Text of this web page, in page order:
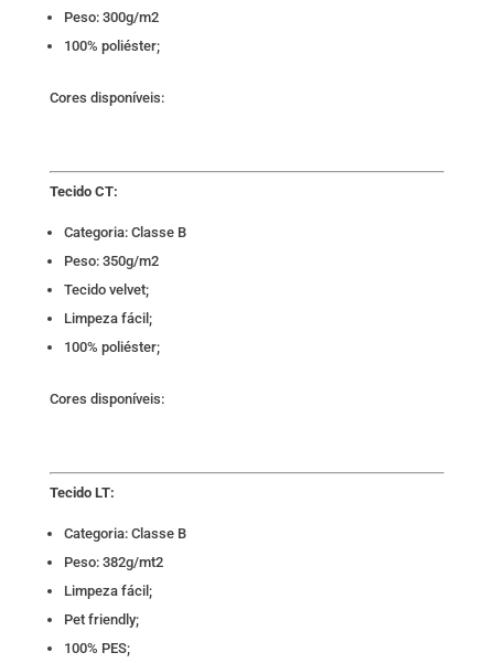
Peso: 300g/m2
100% poliéster;
Cores disponíveis:
Tecido CT:
Categoria: Classe B
Peso: 350g/m2
Tecido velvet;
Limpeza fácil;
100% poliéster;
Cores disponíveis:
Tecido LT:
Categoria: Classe B
Peso: 382g/mt2
Limpeza fácil;
Pet friendly;
100% PES;